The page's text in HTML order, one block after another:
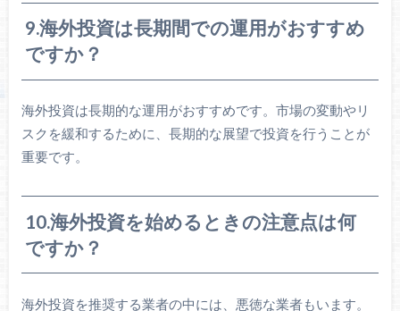
9.海外投資は長期間での運用がおすすめ
ですか？
海外投資は長期的な運用がおすすめです。市場の変動やリ
スクを緩和するために、長期的な展望で投資を行うことが
重要です。
10.海外投資を始めるときの注意点は何
ですか？
海外投資を推奨する業者の中には、悪徳な業者もいます。